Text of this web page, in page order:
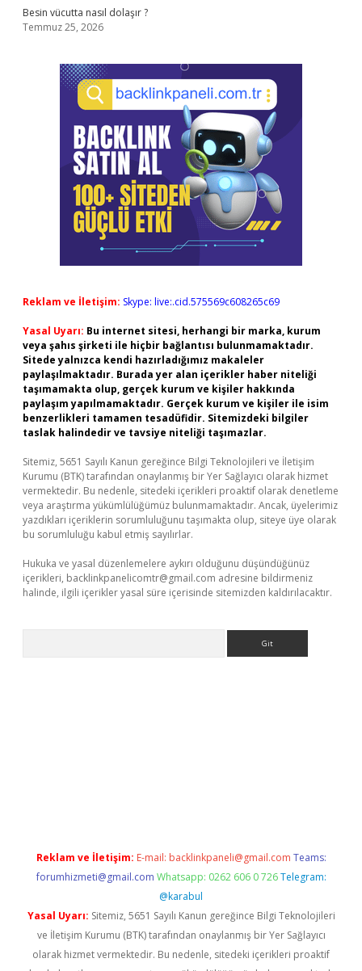
Besin vücutta nasıl dolaşır ?
Temmuz 25, 2026
Reklam ve İletişim: Skype: live:.cid.575569c608265c69
Yasal Uyarı: Bu internet sitesi, herhangi bir marka, kurum
veya şahıs şirketi ile hiçbir bağlantısı bulunmamaktadır.
Sitede yalnızca kendi hazırladığımız makaleler
paylaşılmaktadır. Burada yer alan içerikler haber niteliği
taşımamakta olup, gerçek kurum ve kişiler hakkında
paylaşım yapılmamaktadır. Gerçek kurum ve kişiler ile isim
benzerlikleri tamamen tesadüfidir. Sitemizdeki bilgiler
taslak halindedir ve tavsiye niteliği taşımazlar.
Sitemiz, 5651 Sayılı Kanun gereğince Bilgi Teknolojileri ve İletişim
Kurumu (BTK) tarafından onaylanmış bir Yer Sağlayıcı olarak hizmet
vermektedir. Bu nedenle, sitedeki içerikleri proaktif olarak denetleme
veya araştırma yükümlülüğümüz bulunmamaktadır. Ancak, üyelerimiz
yazdıkları içeriklerin sorumluluğunu taşımakta olup, siteye üye olarak
bu sorumluluğu kabul etmiş sayılırlar.
Hukuka ve yasal düzenlemelere aykırı olduğunu düşündüğünüz
içerikleri, backlinkpanelicomtr@gmail.com adresine bildirmeniz
halinde, ilgili içerikler yasal süre içerisinde sitemizden kaldırılacaktır.
Reklam ve İletişim: E-mail: backlinkpaneli@gmail.com Teams:
forumhizmeti@gmail.com Whatsapp: 0262 606 0 726 Telegram:
@karabul
Yasal Uyarı: Sitemiz, 5651 Sayılı Kanun gereğince Bilgi Teknolojileri
ve İletişim Kurumu (BTK) tarafından onaylanmış bir Yer Sağlayıcı
olarak hizmet vermektedir. Bu nedenle, sitedeki içerikleri proaktif